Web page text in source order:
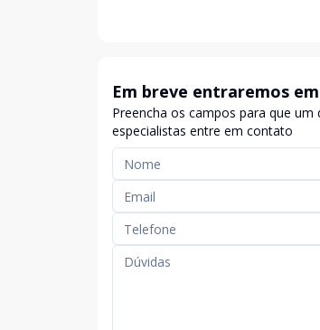
Em breve entraremos em
contato
Preencha os campos para que um
especialistas entre em contato